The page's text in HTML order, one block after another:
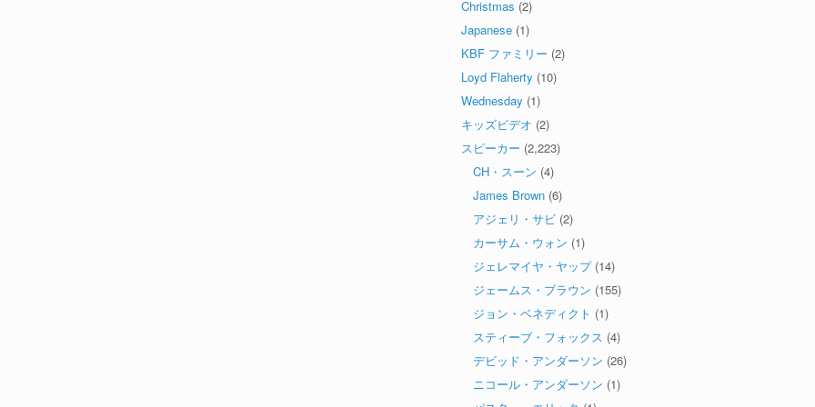
Christmas (2)
Japanese (1)
KBF ファミリー (2)
Loyd Flaherty (10)
Wednesday (1)
キッズビデオ (2)
スピーカー (2,223)
CH・スーン (4)
James Brown (6)
アジェリ・サビ (2)
カーサム・ウォン (1)
ジェレマイヤ・ヤップ(14)
ジェームス・ブラウン (155)
ジョン・ベネディクト (1)
スティーブ・フォックス (4)
デビッド・アンダーソン (26)
ニコール・アンダーソン (1)